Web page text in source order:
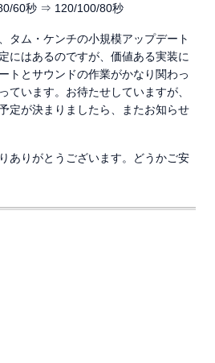
60秒 ⇒ 120/100/80秒
タム・ケンチの小規模アップデート
にはあるのですが、価値ある実装に
トとサウンドの作業がかなり関わっ
ています。お待たせしていますが、
定が決まりましたら、またお知らせ
ありがとうございます。どうかご安